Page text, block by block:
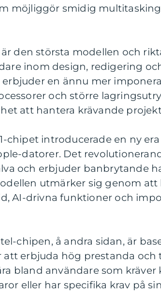
möjliggör smidig
är den största modellen och
inom design, redigering
en ännu mer
och större
att hantera krävande
chipet introducerade en ny
datorer. Det
och erbjuder banbrytande
utmärker sig genom att
AI-drivna funktioner och
chipen, å andra sidan, är
erbjuda hög prestanda och
bland användare som
eller har specifika krav på